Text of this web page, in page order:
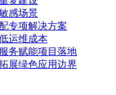
感场景
专项解决方案
运维成本
务赋能项目落地
展绿色应用边界